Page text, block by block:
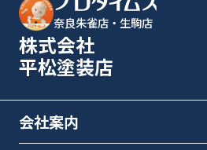
奈良朱雀店・生駒店
株式会社
平松塗装店
会社案内